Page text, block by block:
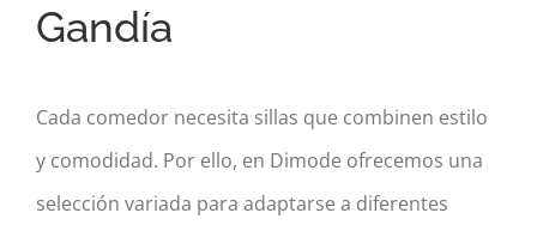
Gandía
Cada comedor necesita sillas que combinen estilo
y comodidad. Por ello, en Dimode ofrecemos una
selección variada para adaptarse a diferentes